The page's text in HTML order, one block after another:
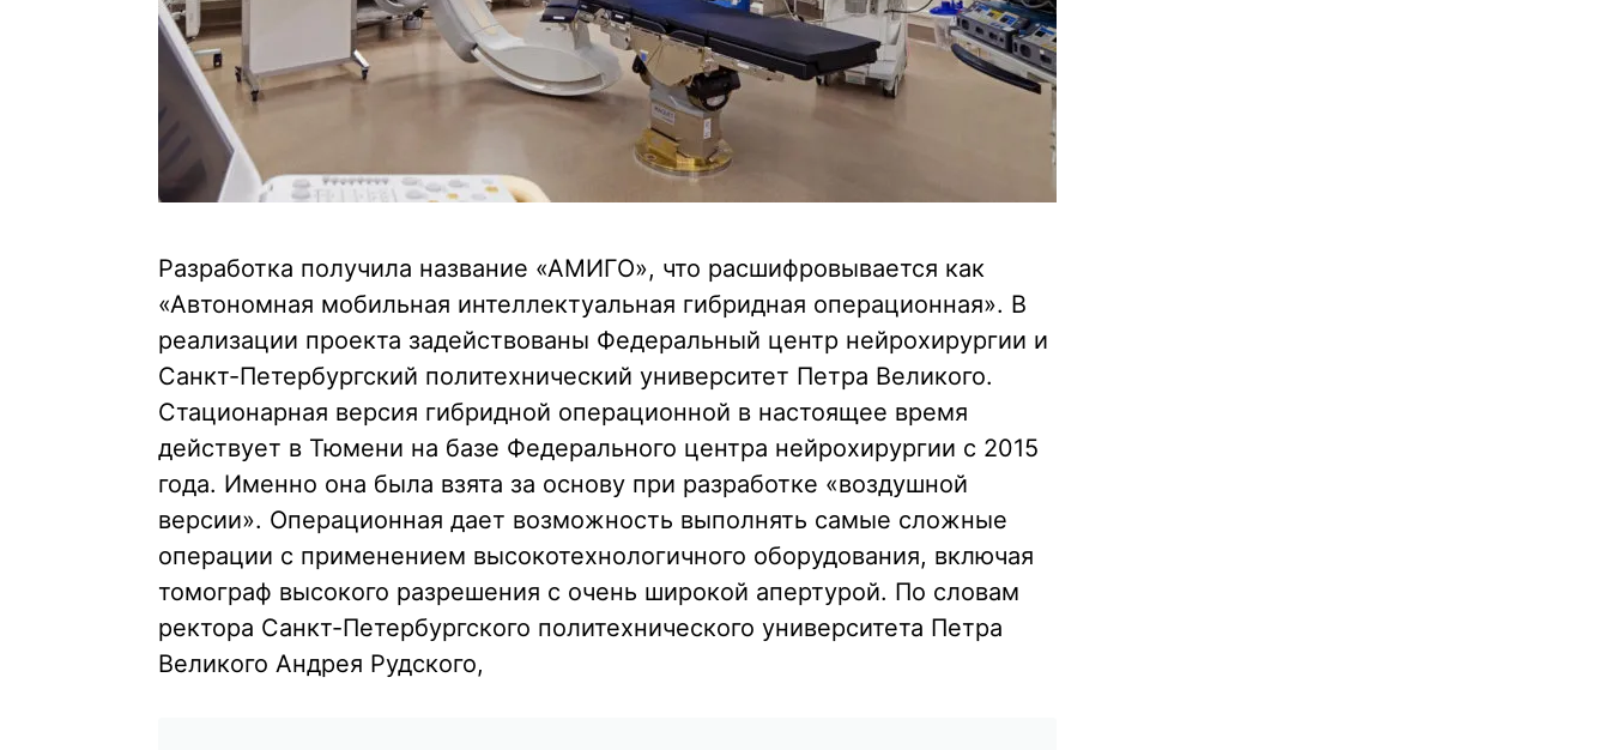
Разработка получила название «АМИГО», что расшифровывается как
«Автономная мобильная интеллектуальная гибридная операционная». В
реализации проекта задействованы Федеральный центр нейрохирургии и
Санкт-Петербургский политехнический университет Петра Великого.
Стационарная версия гибридной операционной в настоящее время
действует в Тюмени на базе Федерального центра нейрохирургии с 2015
года. Именно она была взята за основу при разработке «воздушной
версии». Операционная дает возможность выполнять самые сложные
операции с применением высокотехнологичного оборудования, включая
томограф высокого разрешения с очень широкой апертурой. По словам
ректора Санкт-Петербургского политехнического университета Петра
Великого Андрея Рудского,